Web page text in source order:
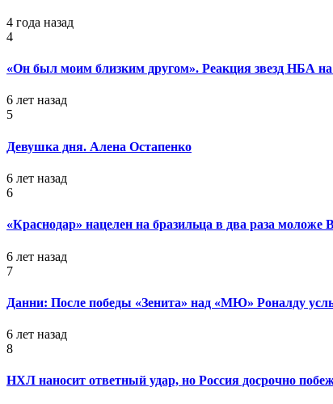
4 года назад
4
«Он был моим близким другом». Реакция звезд НБА
6 лет назад
5
Девушка дня. Алена Остапенко
6 лет назад
6
«Краснодар» нацелен на бразильца в два раза
6 лет назад
7
Данни: После победы «Зенита» над «МЮ» Роналду
6 лет назад
8
НХЛ наносит ответный удар, но Россия досрочно